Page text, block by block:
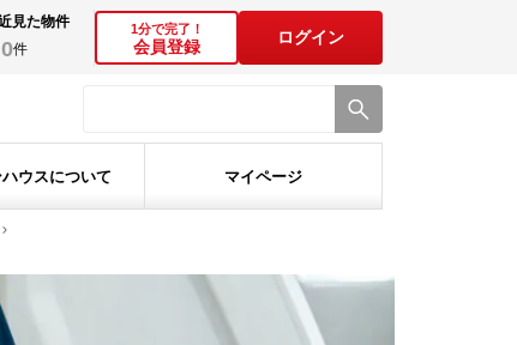
見た物件
0件
1分で完了！
会員登録
ログイン
ウスについて マイページ